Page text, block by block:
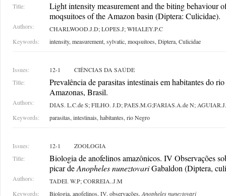
Title:
Light intensity measurement and the biting behaviour
moqsuitoes of the Amazon basin (Diptera: Culicidae).
Authors:
CHARLWOOD.J.D; LOPES.J; WHALEY.P.C
Keywords:
intensity, measurement, sylvatic, moqsuitoes, Diptera, Culicidae
Issues: 12-1
CIÊNCIAS DA SAÚDE
Title:
Prevalência de parasitas intestinais em habitantes do
Amazonas, Brasil.
Authors:
DIAS. L.C.de S; FILHO. J.D; PAES.M.G;FARIAS.A.de N;
Keywords:
parasitas, intestinais, habitantes, rio Negro
Issues: 12-1
ZOOLOGIA
Title:
Biologia de anofelinos amazônicos. IV Observações
picar deAnopheles nuneztovariGabaldon (Diptera,
Authors:
TADEI. W.P; CORREIA..J.M
Keywords:
Biologia, anofelinos, IV, observações, Anopheles nuneztovari